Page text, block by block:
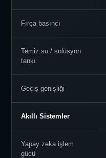
Fırça basıncı
Temiz su / solüsyon
tankı
Geçiş genişliği
Akıllı Sistemler
Yapay zeka işlem
gücü